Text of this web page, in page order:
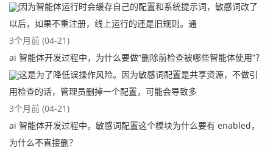
因为智能体运行时会缓存自己的配置和系统提示词，敏感词改了
以后，如果不重注册，线上运行的还是旧规则。通
3个月前 (04-21)
ai 智能体开发过程中，为什么要做“删除前检查被哪些智能体使用”？
这是为了降低误操作风险。因为敏感词配置是共享资源，不做引
用检查的话，管理员删掉一个配置，可能会导致多
3个月前 (04-21)
ai 智能体开发过程中，敏感词配置这个模块为什么要有 enabled，
为什么不直接删？